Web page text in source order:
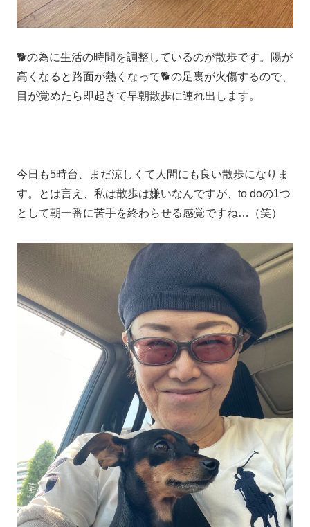
🐕の為に生活の時間を調整しているのが散歩です。陽が
高くなると路面が熱くなって🐕の足裏が火傷するので、
目が覚めたら即起きて早朝散歩に連れ出します。
今日も5時台、まだ涼しくて人間にも良い散歩になりま
す。とは言え、私は散歩は嫌いなんですが、to doの1つ
として朝一番に苦手を終わらせる感覚ですね…（笑）